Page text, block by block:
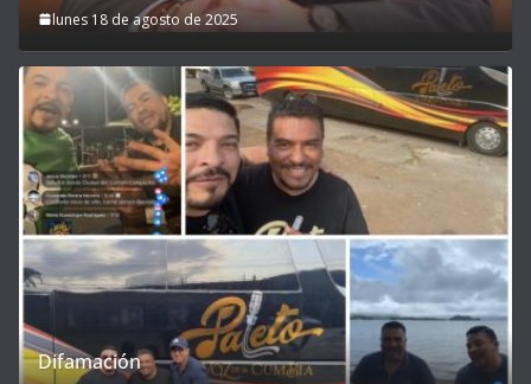
lunes 18 de agosto de 2025
Difamación